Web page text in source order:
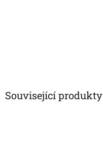
Související produkty